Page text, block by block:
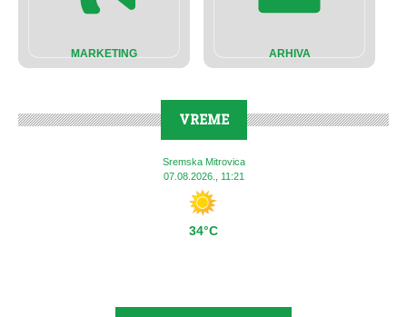
MARKETING ARHIVA
VREME
Sremska Mitrovica
07.08.2026., 11:21
34°C